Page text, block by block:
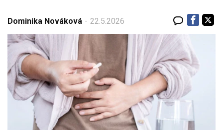
Dominika Nováková 22.5.2026